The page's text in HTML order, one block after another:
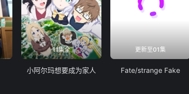
11集全
小阿尔玛想要成为家人
更新至01集
Fate/strange Fake